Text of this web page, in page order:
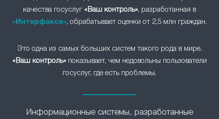
качества госуслуг «Ваш контроль», разработанная в
«Интерфаксе», обрабатывает оценки от 2,5 млн граждан.
Это одна из самых больших систем такого рода в мире.
«Ваш контроль»показывает, чем недовольны пользователи
госуслуг, где есть проблемы.
Информационные системы, разработанные